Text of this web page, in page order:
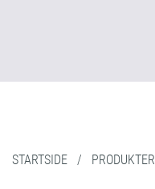
STARTSIDE / PRODUKTER